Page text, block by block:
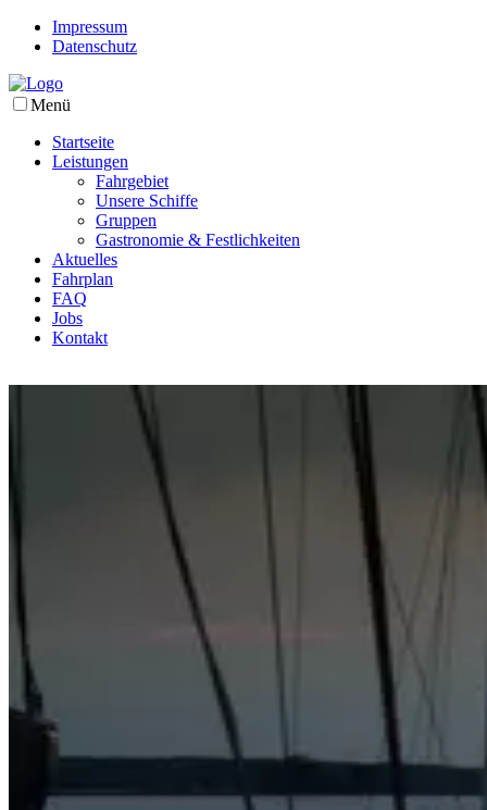
Impressum
Datenschutz
Menü
Startseite
Leistungen
Fahrgebiet
Unsere Schiffe
Gruppen
Gastronomie & Festlichkeiten
Aktuelles
Fahrplan
FAQ
Jobs
Kontakt